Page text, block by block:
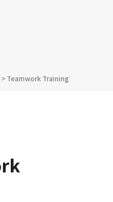
> Teamwork Training